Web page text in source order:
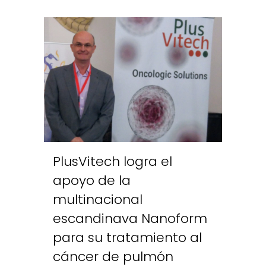
PlusVitech logra el
apoyo de la
multinacional
escandinava Nanoform
para su tratamiento al
cáncer de pulmón